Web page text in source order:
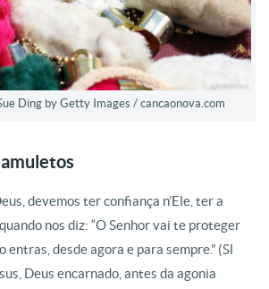
Ding by Getty Images / cancaonova.com
devemos ter confiança n’Ele, ter a
nos diz: “O Senhor vai te proteger
entras, desde agora e para sempre.” (Sl
Deus encarnado, antes da agonia